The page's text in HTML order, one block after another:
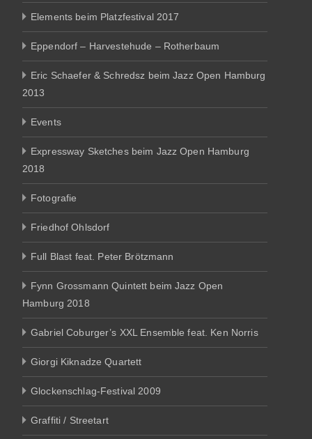
Elements beim Platzfestival 2017
Eppendorf – Harvestehude – Rotherbaum
Eric Schaefer & Schredsz beim Jazz Open Hamburg
2013
Events
Expressway Sketches beim Jazz Open Hamburg
2018
Fotografie
Friedhof Ohlsdorf
Full Blast feat. Peter Brötzmann
Fynn Grossmann Quintett beim Jazz Open
Hamburg 2018
Gabriel Coburger’s XXL Ensemble feat. Ken Norris
Giorgi Kiknadze Quartett
Glockenschlag-Festival 2009
Graffiti / Streetart